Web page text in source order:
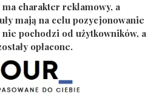
charakter reklamowy, a
mają na celu pozycjonowanie
pochodzi od użytkowników, a
opłacone.